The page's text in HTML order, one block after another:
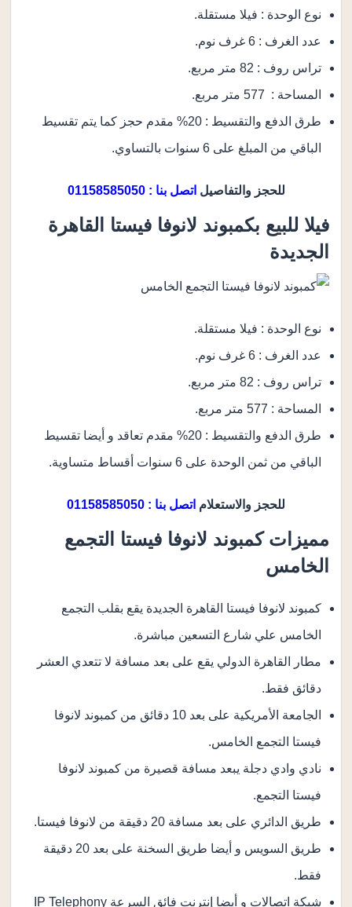
نوع الوحدة : فيلا مستقلة.
عدد الغرف : 6 غرف نوم.
تراس روف : 82 متر مربع.
المساحة : 577 متر مربع.
طرق الدفع والتقسيط : 20% مقدم حجز كما يتم تقسيط
الباقي من المبلغ على 6 سنوات بالتساوي.
للحجز والتفاصيل اتصل بنا : 01158585050
فيلا للبيع بكمبوند لانوفا فيستا القاهرة
الجديدة
نوع الوحدة : فيلا مستقلة.
عدد الغرف : 6 غرف نوم.
تراس روف : 82 متر مربع.
المساحة : 577 متر مربع.
طرق الدفع والتقسيط : 20% مقدم تعاقد و أيضا تقسيط
الباقي من ثمن الوحدة على 6 سنوات أقساط متساوية.
للحجز والاستعلام اتصل بنا : 01158585050
مميزات كمبوند لانوفا فيستا التجمع
الخامس
كمبوند لانوفا فيستا القاهرة الجديدة يقع بقلب التجمع
الخامس علي شارع التسعين مباشرة.
مطار القاهرة الدولي يقع على بعد مسافة لا تتعدي العشر
دقائق فقط.
الجامعة الأمريكية على بعد 10 دقائق من كمبوند لانوفا
فيستا التجمع الخامس.
نادي وادي دجلة يبعد مسافة قصيرة من كمبوند لانوفا
فيستا التجمع.
طريق الدائري على بعد مسافة 20 دقيقة من لانوفا فيستا.
طريق السويس و أيضا طريق السخنة على بعد 20 دقيقة
فقط.
شبكة اتصالات و أيضا إنترنت فائق السرعة IP Telephony